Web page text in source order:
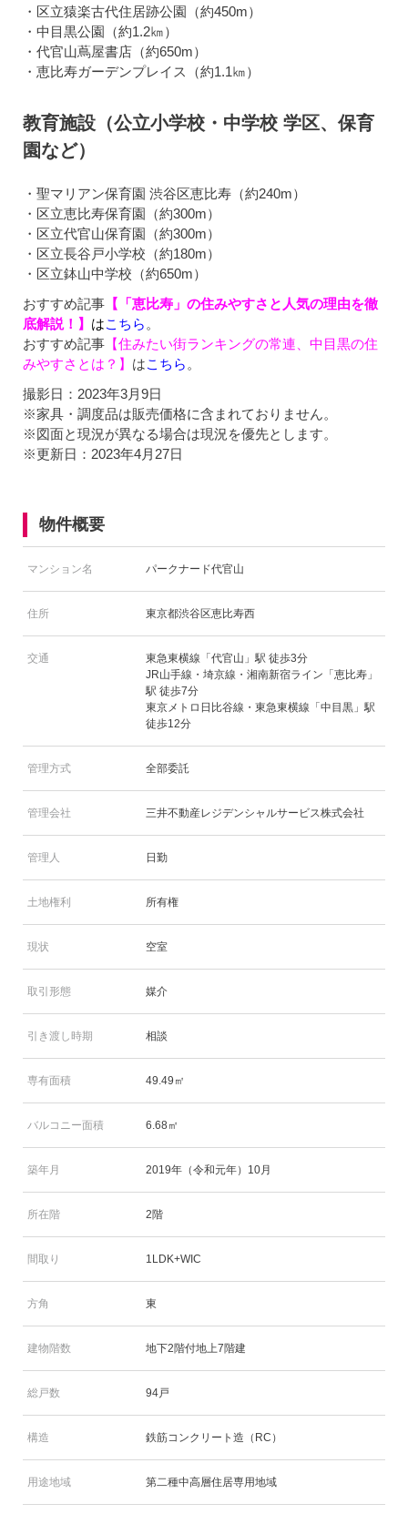
・区立猿楽古代住居跡公園（約450m）
・中目黒公園（約1.2㎞）
・代官山蔦屋書店（約650m）
・恵比寿ガーデンプレイス（約1.1㎞）
教育施設（公立小学校・中学校 学区、保育
園など）
・聖マリアン保育園 渋谷区恵比寿（約240m）
・区立恵比寿保育園（約300m）
・区立代官山保育園（約300m）
・区立長谷戸小学校（約180m）
・区立鉢山中学校（約650m）
おすすめ記事 【「恵比寿」の住みやすさと人気の理由を徹
底解説！】 はこちら 。
おすすめ記事 【住みたい街ランキングの常連、中目黒の住
みやすさとは？】 はこちら 。
撮影日：2023年3月9日
※家具・調度品は販売価格に含まれておりません。
※図面と現況が異なる場合は現況を優先とします。
※更新日：2023年4月27日
物件概要
マンション名 パークナード代官山
住所 東京都渋谷区恵比寿西
交通
東急東横線「代官山」駅 徒歩3分
JR山手線・埼京線・湘南新宿ライン「恵比寿」
駅 徒歩7分
東京メトロ日比谷線・東急東横線「中目黒」駅
徒歩12分
管理方式 全部委託
管理会社 三井不動産レジデンシャルサービス株式会社
管理人 日勤
土地権利 所有権
現状 空室
取引形態 媒介
引き渡し時期 相談
専有面積 49.49㎡
バルコニー面積 6.68㎡
築年月 2019年（令和元年）10月
所在階 2階
間取り 1LDK+WIC
方角 東
建物階数 地下2階付地上7階建
総戸数 94戸
構造 鉄筋コンクリート造（RC）
用途地域 第二種中高層住居専用地域